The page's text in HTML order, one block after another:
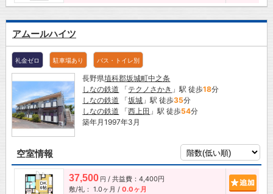
アムールハイツ
礼金ゼロ 駐車場あり バス・トイレ別
長野県埴科郡坂城町中之条
しなの鉄道 「テクノさかき 」駅 徒歩18分
しなの鉄道 「坂城 」駅 徒歩35分
しなの鉄道 「西上田 」駅 徒歩54分
築年月1997年3月
空室情報
37,500 円 / 共益費：4,400円
敷/礼： 1.0ヶ月 / 0.0ヶ月